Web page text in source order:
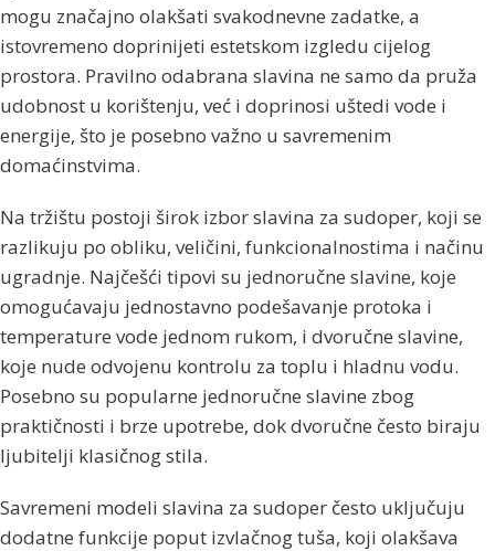
mogu značajno olakšati svakodnevne zadatke, a
istovremeno doprinijeti estetskom izgledu cijelog
prostora. Pravilno odabrana slavina ne samo da pruža
udobnost u korištenju, već i doprinosi uštedi vode i
energije, što je posebno važno u savremenim
domaćinstvima.
Na tržištu postoji širok izbor slavina za sudoper, koji se
razlikuju po obliku, veličini, funkcionalnostima i načinu
ugradnje. Najčešći tipovi su jednoručne slavine, koje
omogućavaju jednostavno podešavanje protoka i
temperature vode jednom rukom, i dvoručne slavine,
koje nude odvojenu kontrolu za toplu i hladnu vodu.
Posebno su popularne jednoručne slavine zbog
praktičnosti i brze upotrebe, dok dvoručne često biraju
ljubitelji klasičnog stila.
Savremeni modeli slavina za sudoper često uključuju
dodatne funkcije poput izvlačnog tuša, koji olakšava